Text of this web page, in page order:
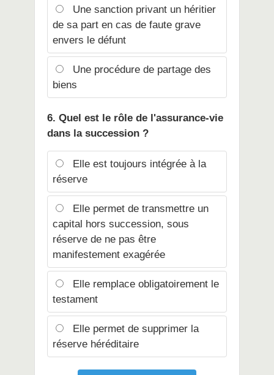
Une sanction privant un héritier
de sa part en cas de faute grave
envers le défunt
Une procédure de partage des
biens
6. Quel est le rôle de l'assurance-vie
dans la succession ?
Elle est toujours intégrée à la
réserve
Elle permet de transmettre un
capital hors succession, sous
réserve de ne pas être
manifestement exagérée
Elle remplace obligatoirement le
testament
Elle permet de supprimer la
réserve héréditaire